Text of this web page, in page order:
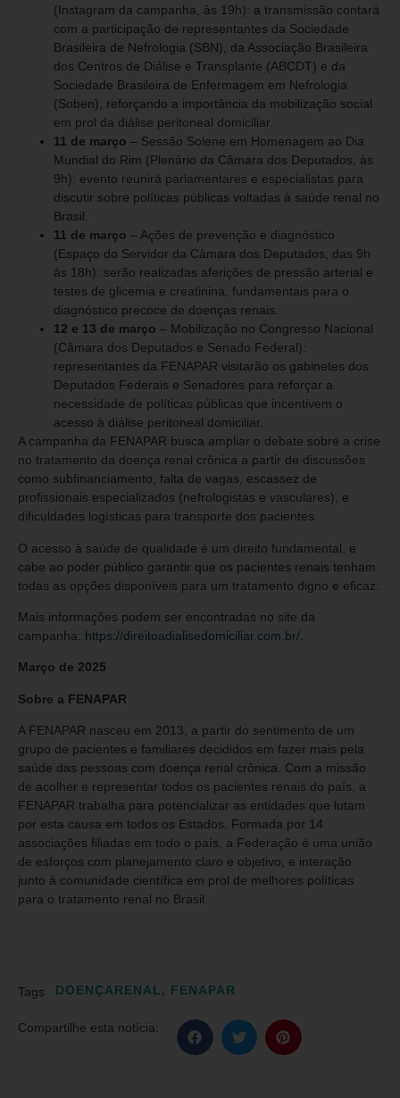
(Instagram da campanha, às 19h): a transmissão contará
com a participação de representantes da Sociedade
Brasileira de Nefrologia (SBN), da Associação Brasileira
dos Centros de Diálise e Transplante (ABCDT) e da
Sociedade Brasileira de Enfermagem em Nefrologia
(Soben), reforçando a importância da mobilização social
em prol da diálise peritoneal domiciliar.
11 de março – Sessão Solene em Homenagem ao Dia
Mundial do Rim (Plenário da Câmara dos Deputados, às
9h): evento reunirá parlamentares e especialistas para
discutir sobre políticas públicas voltadas à saúde renal no
Brasil.
11 de março – Ações de prevenção e diagnóstico
(Espaço do Servidor da Câmara dos Deputados, das 9h
às 18h): serão realizadas aferições de pressão arterial e
testes de glicemia e creatinina, fundamentais para o
diagnóstico precoce de doenças renais.
12 e 13 de março – Mobilização no Congresso Nacional
(Câmara dos Deputados e Senado Federal):
representantes da FENAPAR visitarão os gabinetes dos
Deputados Federais e Senadores para reforçar a
necessidade de políticas públicas que incentivem o
acesso à diálise peritoneal domiciliar.
A campanha da FENAPAR busca ampliar o debate sobre a crise
no tratamento da doença renal crônica a partir de discussões
como subfinanciamento, falta de vagas, escassez de
profissionais especializados (nefrologistas e vasculares), e
dificuldades logísticas para transporte dos pacientes.
O acesso à saúde de qualidade é um direito fundamental, e
cabe ao poder público garantir que os pacientes renais tenham
todas as opções disponíveis para um tratamento digno e eficaz.
Mais informações podem ser encontradas no site da
campanha: https://direitoadialisedomiciliar.com.br/
Março de 2025
Sobre a FENAPAR
A FENAPAR nasceu em 2013, a partir do sentimento de um
grupo de pacientes e familiares decididos em fazer mais pela
saúde das pessoas com doença renal crônica. Com a missão
de acolher e representar todos os pacientes renais do país, a
FENAPAR trabalha para potencializar as entidades que lutam
por esta causa em todos os Estados. Formada por 14
associações filiadas em todo o país, a Federação é uma união
de esforços com planejamento claro e objetivo, e interação
junto à comunidade científica em prol de melhores políticas
para o tratamento renal no Brasil.
Tags DOENÇARENAL, FENAPAR
Compartilhe esta notícia: